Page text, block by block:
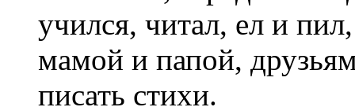
учился, читал, ел и
мамой и папой,
писать стихи.